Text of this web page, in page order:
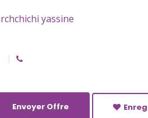
yassine
Envoyer Offre